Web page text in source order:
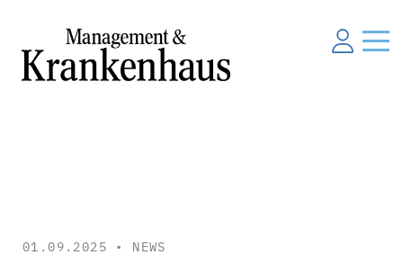
01.09.2025 • NEWS